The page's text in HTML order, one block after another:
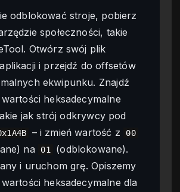
odblokować stroje, pobierz
społeczności, takie
Otwórz swój plik
i przejdź do offsetów
ekwipunku. Znajdź
heksadecymalne
jak strój odkrywcy pod
– i zmień wartość z 00
na 01
(odblokowane).
i uruchom grę. Opiszemy
heksadecymalne dla